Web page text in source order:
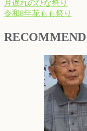
月遅れのひな祭り
令和8年花もも祭り
RECOMMEND